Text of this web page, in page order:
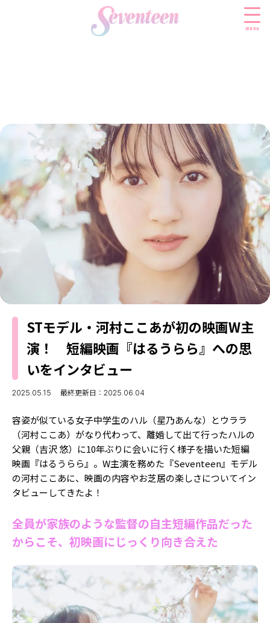
menu
FASHION
ファッションニュース
モデル私服
着回し
着痩せ
BEAUTY
ビューティニュース
トレンドメイク
ベストコスメ
ヘアアレンジ・ヘアケア
SCHOOL
スクールニュース
制服コーデ
学校ヘアメイク
勉強・受験・進路
ENTERTAINMENT
エンタメニュース
なにわ男子
LIFESTYLE
ライフスタイルニュース
JKランキング・アワード
モデルの購入品
おでかけ
お悩み相談
JKトレンドニュース
MODELS
MODEL'S BLOG
TikTok
Instagram
YouTube
FORTUNE
ゲッターズ飯田
MISS SEVENTEEN
ミスセブンティーンニュース
MAGAZINE
バックナンバー
INFORMATION
Seventeen
Follow us
ST member
STモデル・河村ここあが初の映画W主
演！ 短編映画『はるうらら』への思
いをインタビュー
2025.05.15 最終更新日：2025.06.04
容姿が似ている女子中学生のハル（星乃あんな）とウララ
（河村ここあ）がなり代わって、離婚して出て行ったハルの
父親（吉沢 悠）に10年ぶりに会いに行く様子を描いた短編
映画『はるうらら』。W主演を務めた『Seventeen』モデル
の河村ここあに、映画の内容やお芝居の楽しさについてイン
タビューしてきたよ！
全員が家族のような監督の自主短編作品だった
からこそ、初映画にじっくり向き合えた